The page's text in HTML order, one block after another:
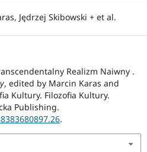
Jędrzej Skibowski + et al.
Realizm Naiwny .
, edited by Marcin Karas and
Kultury. Filozofia Kultury.
Publishing.
.